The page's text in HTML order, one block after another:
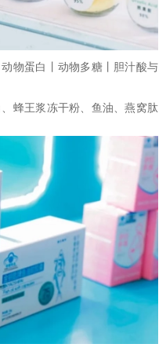
物蛋白丨动物多糖丨胆汁酸与
蜂王浆冻干粉、鱼油、燕窝肽